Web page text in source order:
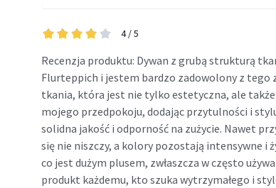
4 / 5
Recenzja produktu: Dywan z grubą strukturą
Flurteppich i jestem bardzo zadowolony z tego
tkania, która jest nie tylko estetyczna, ale także
mojego przedpokoju, dodając przytulności i
solidna jakość i odporność na zużycie. Nawet
się nie niszczy, a kolory pozostają intensywne i
co jest dużym plusem, zwłaszcza w często
produkt każdemu, kto szuka wytrzymałego i